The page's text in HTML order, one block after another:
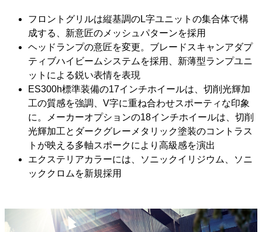
フロントグリルは縦基調のL字ユニットの集合体で構
成する、新意匠のメッシュパターンを採用
ヘッドランプの意匠を変更。ブレードスキャンアダプ
ティブハイビームシステムを採用、新薄型ランプユニ
ットによる鋭い表情を表現
ES300h標準装備の17インチホイールは、切削光輝加
工の質感を強調、V字に重ね合わせスポーティな印象
に。メーカーオプションの18インチホイールは、切削
光輝加工とダークグレーメタリック塗装のコントラス
トが映える多軸スポークにより高級感を演出
エクステリアカラーには、ソニックイリジウム、ソニ
ッククロムを新規採用